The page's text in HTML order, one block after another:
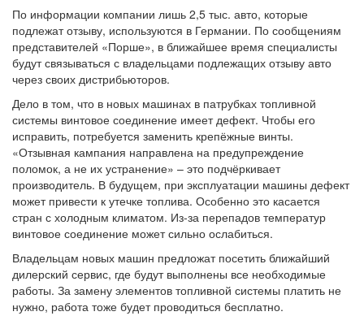
По информации компании лишь 2,5 тыс. авто, которые
подлежат отзыву, используются в Германии. По сообщениям
представителей «Порше», в ближайшее время специалисты
будут связываться с владельцами подлежащих отзыву авто
через своих дистрибьюторов.
Дело в том, что в новых машинах в патрубках топливной
системы винтовое соединение имеет дефект. Чтобы его
исправить, потребуется заменить крепёжные винты.
«Отзывная кампания направлена на предупреждение
поломок, а не их устранение» – это подчёркивает
производитель. В будущем, при эксплуатации машины дефект
может привести к утечке топлива. Особенно это касается
стран с холодным климатом. Из-за перепадов температур
винтовое соединение может сильно ослабиться.
Владельцам новых машин предложат посетить ближайший
дилерский сервис, где будут выполнены все необходимые
работы. За замену элементов топливной системы платить не
нужно, работа тоже будет проводиться бесплатно.